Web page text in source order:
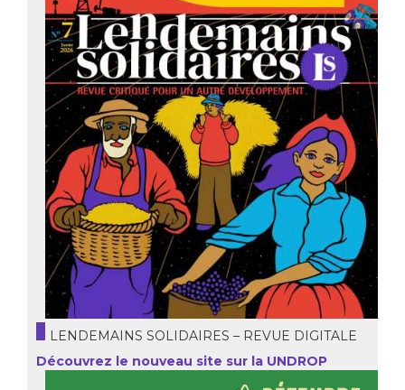
LENDEMAINS SOLIDAIRES – REVUE DIGITALE
Découvrez le nouveau site sur la UNDROP